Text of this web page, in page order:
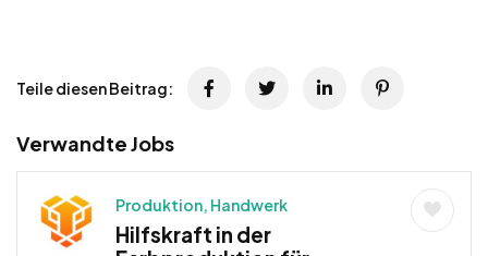
Teile diesen Beitrag:
Verwandte Jobs
Produktion, Handwerk
Hilfskraft in der